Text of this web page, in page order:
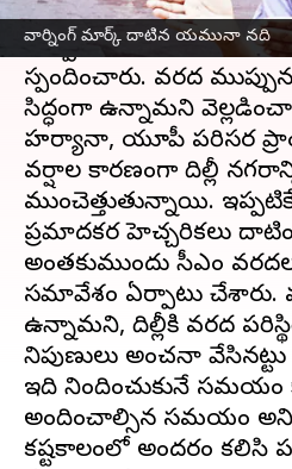
వార్నింగ్‌ మార్క్‌ దాటిన యమునా నది
భారతదేశం రాజధానిదిల్లీలో
ఉప్పొంగుతోంది. ఈ మేరకు
స్పందించారు. వరద
సిద్ధంగా ఉన్నామని
హర్యానా, యూపీ పరిసర
వర్షాల కారణంగా దిల్లీ
ముంచెత్తుతున్నాయి.
ప్రమాదకర హెచ్చరికలు
అంతకుముందు సీఎం
సమావేశం ఏర్పాటు చేశారు.
ఉన్నామని, దిల్లీకి వరద
నిపుణులు అంచనా
ఇది నిందించుకునే
అందించాల్సిన సమయం అని
కష్టకాలంలో అందరం